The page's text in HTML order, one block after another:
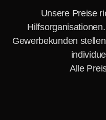
Unsere Preise
Gewerbekunden
Alle